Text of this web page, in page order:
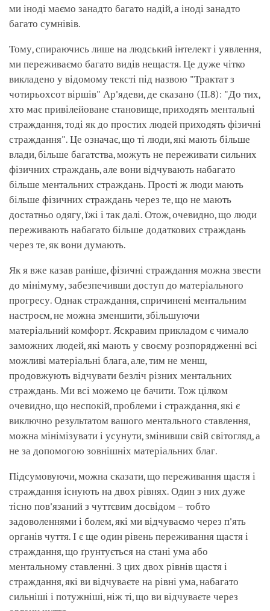
ми іноді маємо занадто багато надій, а іноді занадто
багато сумнівів.
Тому, спираючись лише на людський інтелект і уявлення,
ми переживаємо багато видів нещастя. Це дуже чітко
викладено у відомому тексті під назвою "Трактат з
чотирьохсот віршів" Ар'ядеви, де сказано (II.8): "До тих,
хто має привілейоване становище, приходять ментальні
страждання, тоді як до простих людей приходять фізичні
страждання". Це означає, що ті люди, які мають більше
влади, більше багатства, можуть не переживати сильних
фізичних страждань, але вони відчувають набагато
більше ментальних страждань. Прості ж люди мають
більше фізичних страждань через те, що не мають
достатньо одягу, їжі і так далі. Отож, очевидно, що люди
переживають набагато більше додаткових страждань
через те, як вони думають.
Як я вже казав раніше, фізичні страждання можна звести
до мінімуму, забезпечивши доступ до матеріального
прогресу. Однак страждання, спричинені ментальним
настроєм, не можна зменшити, збільшуючи
матеріальний комфорт. Яскравим прикладом є чимало
заможних людей, які мають у своєму розпорядженні всі
можливі матеріальні блага, але, тим не менш,
продовжують відчувати безліч різних ментальних
страждань. Ми всі можемо це бачити. Тож цілком
очевидно, що неспокій, проблеми і страждання, які є
виключно результатом вашого ментального ставлення,
можна мінімізувати і усунути, змінивши свій світогляд, а
не за допомогою зовнішніх матеріальних благ.
Підсумовуючи, можна сказати, що переживання щастя і
страждання існують на двох рівнях. Один з них дуже
тісно пов'язаний з чуттєвим досвідом – тобто
задоволеннями і болем, які ми відчуваємо через п'ять
органів чуття. І є ще один рівень переживання щастя і
страждання, що ґрунтується на стані ума або
ментальному ставленні. З цих двох рівнів щастя і
страждання, які ви відчуваєте на рівні ума, набагато
сильніші і потужніші, ніж ті, що ви відчуваєте через